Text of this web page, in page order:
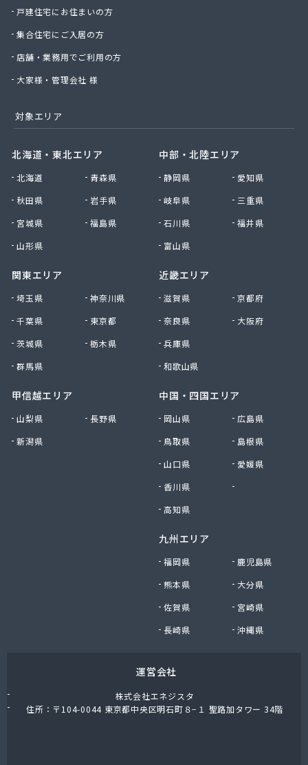
戸建住宅にお住まいの方
集合住宅にご入居の方
店舗・業務用でご利用の方
大家様・管理会社 様
対象エリア
北海道・東北エリア
北海道
青森県
秋田県
岩手県
宮城県
福島県
山形県
関東エリア
埼玉県
神奈川県
千葉県
東京都
茨城県
栃木県
群馬県
甲信越エリア
山梨県
長野県
新潟県
中部・北陸エリア
静岡県
愛知県
岐阜県
三重県
石川県
福井県
富山県
近畿エリア
滋賀県
京都府
奈良県
大阪府
兵庫県
和歌山県
中国・四国エリア
岡山県
広島県
鳥取県
島根県
山口県
愛媛県
香川県
高知県
九州エリア
福岡県
鹿児島県
熊本県
大分県
佐賀県
宮崎県
長崎県
沖縄県
運営会社
株式会社エネジスタ
住所：〒104-0044 東京都中央区明石町８−１ 聖路加タワー 34階